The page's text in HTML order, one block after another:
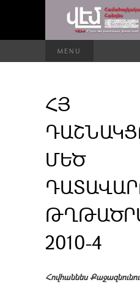
MENU
ՀՅ
ՄԵԾ
2010-4
Հովհաննես